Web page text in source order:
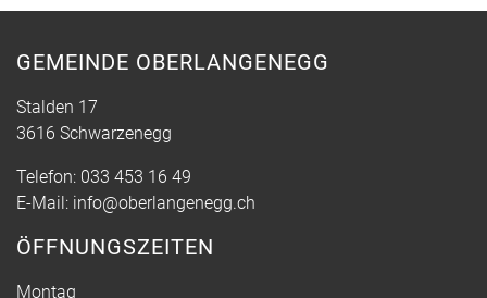
GEMEINDE OBERLANGENEGG
Stalden 17
3616 Schwarzenegg
Telefon: 033 453 16 49
E-Mail: info@oberlangenegg.ch
ÖFFNUNGSZEITEN
Montag